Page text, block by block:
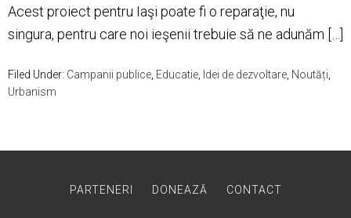
Acest proiect pentru Iaşi poate fi o reparaţie, nu
singura, pentru care noi ieşenii trebuie să ne adunăm […]
Filed Under: Campanii publice Educatie Idei de dezvoltare Noutăți
Urbanism
PARTENERI DONEAZĂ CONTACT